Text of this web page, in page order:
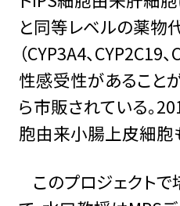
と同等レベルの薬物
（CYP3A4、CYP2C19
性感受性があること
ら市販されている。
胞由来小腸上皮細胞
このプロジェクト